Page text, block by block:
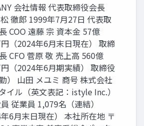
会社情報 代表取締役会長
徹郎 1999年7月27日 代表取
COO 遠藤 宗 資本金 57億
（2024年6月末日現在） 取締
CFO 菅原 敬 売上高 560億
（2024年6月期実績） 取締役
勤） 山田 メユミ 商号 株式会社
イル（英文表記：istyle Inc.）
従業員 1,079名（連結）
年6月末日現在） 本社所在地 〒